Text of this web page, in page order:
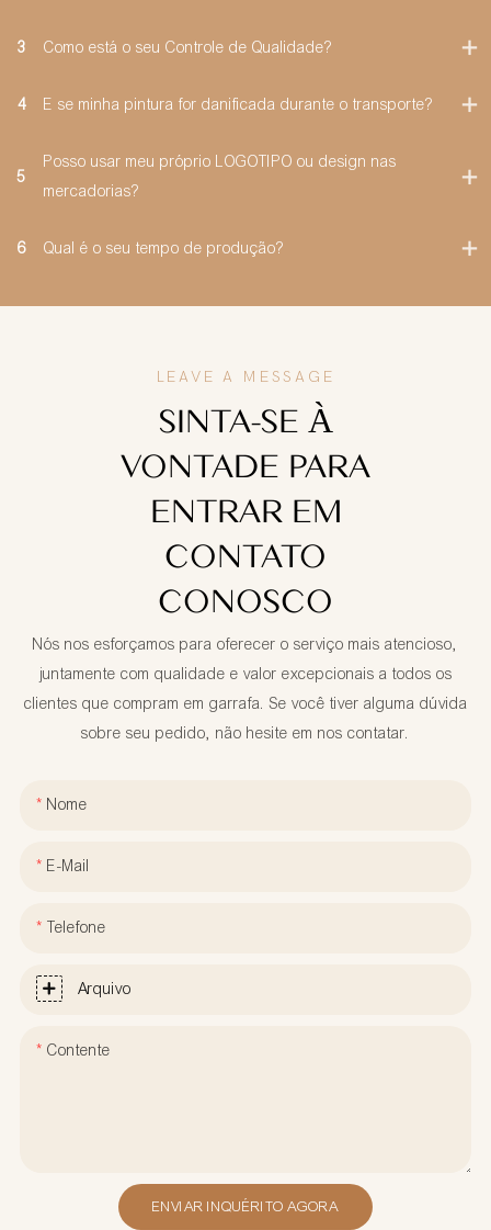
3 Como está o seu Controle de Qualidade?
4 E se minha pintura for danificada durante o transporte?
5
Posso usar meu próprio LOGOTIPO ou design nas
mercadorias?
6 Qual é o seu tempo de produção?
LEAVE A MESSAGE
SINTA-SE À
VONTADE PARA
ENTRAR EM
CONTATO
CONOSCO
Nós nos esforçamos para oferecer o serviço mais atencioso,
juntamente com qualidade e valor excepcionais a todos os
clientes que compram em garrafa. Se você tiver alguma dúvida
sobre seu pedido, não hesite em nos contatar.
Nome
E-Mail
Telefone
Arquivo
Contente
ENVIAR INQUÉRITO AGORA